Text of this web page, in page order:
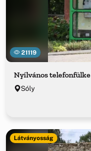
21119
Nyílvános telefonfülke
Sóly
Látványosság